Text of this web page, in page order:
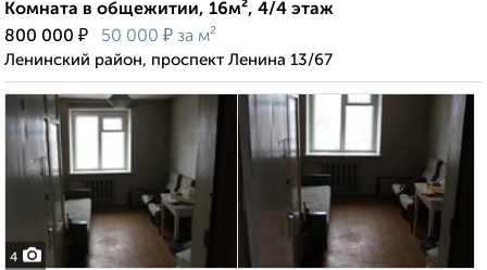
Комната в общежитии, 16м², 4/4 этаж
800 000 ₽ 50 000 ₽ за м²
Ленинский район, проспект Ленина 13/67
4